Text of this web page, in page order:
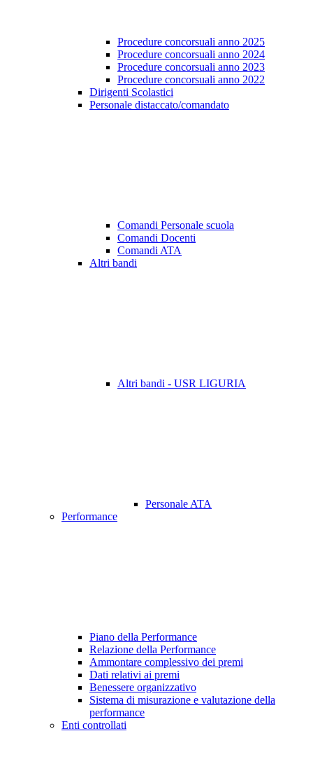
Procedure concorsuali anno 2025
Procedure concorsuali anno 2024
Procedure concorsuali anno 2023
Procedure concorsuali anno 2022
Dirigenti Scolastici
Personale distaccato/comandato
Comandi Personale scuola
Comandi Docenti
Comandi ATA
Altri bandi
Altri bandi - USR LIGURIA
Personale ATA
Performance
Piano della Performance
Relazione della Performance
Ammontare complessivo dei premi
Dati relativi ai premi
Benessere organizzativo
Sistema di misurazione e valutazione della
performance
Enti controllati